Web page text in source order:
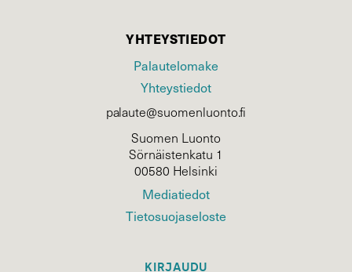
YHTEYSTIEDOT
Palautelomake
Yhteystiedot
palaute@suomenluonto.fi
Suomen Luonto
Sörnäistenkatu 1
00580 Helsinki
Mediatiedot
Tietosuojaseloste
KIRJAUDU